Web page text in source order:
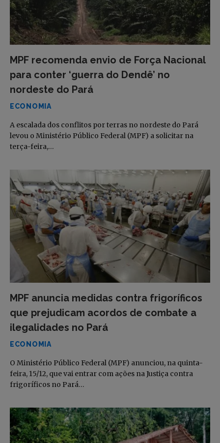
MPF recomenda envio de Força Nacional
para conter ‘guerra do Dendê’ no
nordeste do Pará
ECONOMIA
A escalada dos conflitos por terras no nordeste do Pará
levou o Ministério Público Federal (MPF) a solicitar na
terça-feira,…
MPF anuncia medidas contra frigoríficos
que prejudicam acordos de combate a
ilegalidades no Pará
ECONOMIA
O Ministério Público Federal (MPF) anunciou, na quinta-
feira, 15/12, que vai entrar com ações na Justiça contra
frigoríficos no Pará…